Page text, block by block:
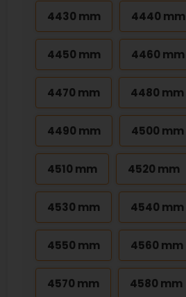
4430 mm 4440 mm
4450 mm 4460 mm
4470 mm 4480 mm
4490 mm 4500 mm
4510 mm 4520 mm
4530 mm 4540 mm
4550 mm 4560 mm
4570 mm 4580 mm